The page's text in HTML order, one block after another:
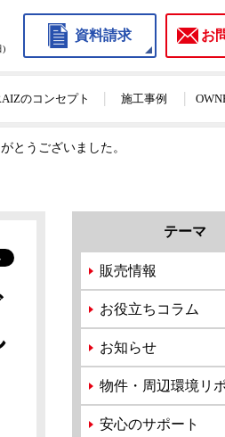
)
資料請求 お
のコンセプト 施工事例
とうございました。
テーマ
販売情報
お役立ちコラム
お知らせ
物件・周辺環境リ
安心のサポート